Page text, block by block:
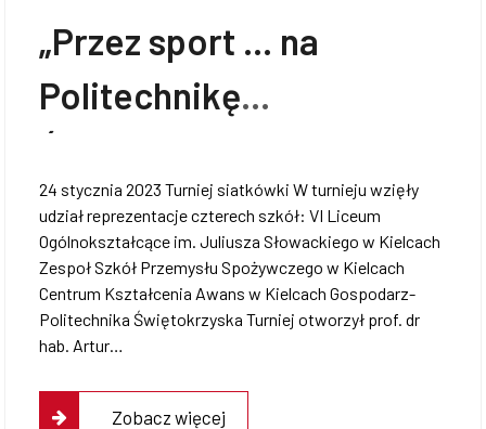
„Przez sport … na
Politechnikę
Świętokrzyską!” 2023
24 stycznia 2023 Turniej siatkówki W turnieju wzięły
udział reprezentacje czterech szkół: VI Liceum
Ogólnokształcące im. Juliusza Słowackiego w Kielcach
Zespoł Szkół Przemysłu Spożywczego w Kielcach
Centrum Kształcenia Awans w Kielcach Gospodarz-
Politechnika Świętokrzyska Turniej otworzył prof. dr
hab. Artur…
Zobacz więcej